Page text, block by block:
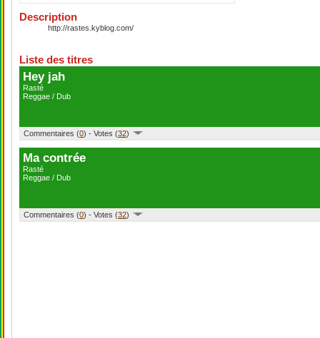
Description
http://rastes.kyblog.com/
Liste des titres
Hey jah
Rasté
Reggae / Dub
Commentaires (0) - Votes (32)
Ma contrée
Rasté
Reggae / Dub
Commentaires (0) - Votes (32)